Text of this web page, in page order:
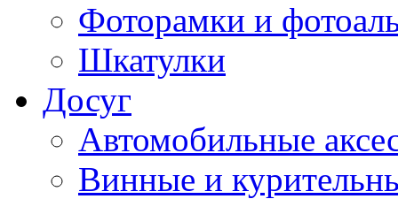
Фоторамки и
Шкатулки
Досуг
Автомобильные
Винные и